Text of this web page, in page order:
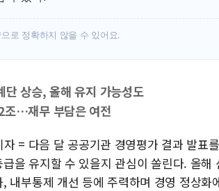
로 정확하지 않을 수 있어요.
단 상승, 올해 유지 가능성도
조…재무 부담은 여전
= 다음 달 공공기관 경영평가 결과 발표
을 유지할 수 있을지 관심이 쏠린다. 올해
내부통제 개선 등에 주력하며 경영 정상